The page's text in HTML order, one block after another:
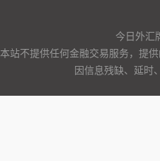
今日外汇
本站不提供任何金融交易服务，提
因信息残缺、延时